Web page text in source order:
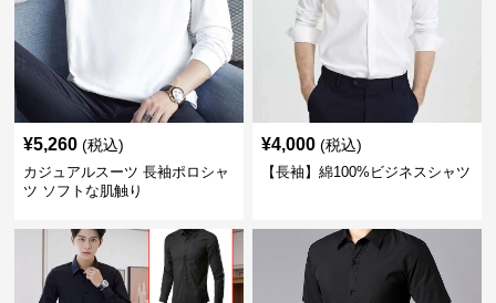
¥5,260 (税込)
カジュアルスーツ 長袖ポロシャ
ツ ソフトな肌触り
¥4,000 (税込)
【長袖】綿100%ビジネスシャツ